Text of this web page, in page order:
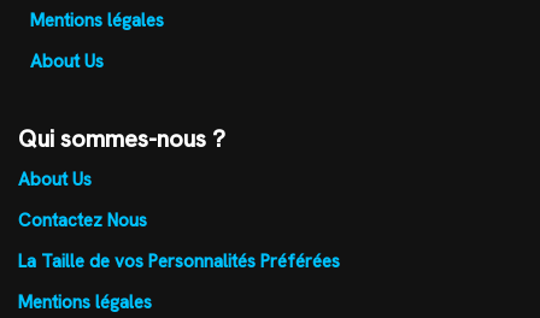
Mentions légales
About Us
Qui sommes-nous ?
About Us
Contactez Nous
La Taille de vos Personnalités Préférées
Mentions légales